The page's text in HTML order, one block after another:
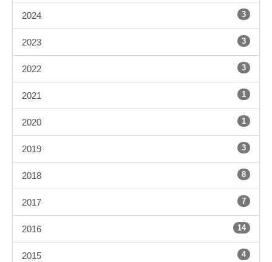
2024 3
2023 3
2022 3
2021 1
2020 1
2019 3
2018 8
2017 7
2016 14
2015 4